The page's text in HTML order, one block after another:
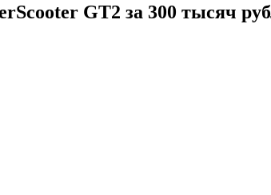
GT2 за 300 тысяч